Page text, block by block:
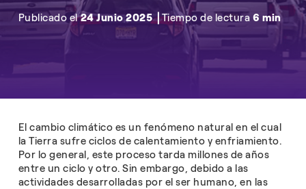
Publicado el 24 Junio 2025 Tiempo de lectura 6 min
El cambio climático es un fenómeno natural en el cual
la Tierra sufre ciclos de calentamiento y enfriamiento.
Por lo general, este proceso tarda millones de años
entre un ciclo y otro. Sin embargo, debido a las
actividades desarrolladas por el ser humano, en las